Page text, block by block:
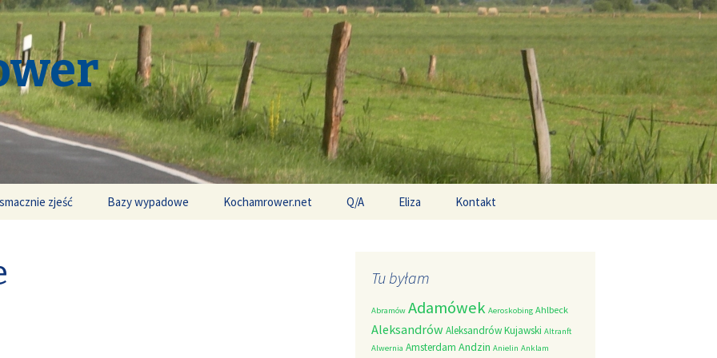
zjeść Bazy wypadowe Kochamrower.net Q/A Eliza Kontakt
Tu byłam
Abramów Adamówek Aeroskobing Ahlbeck
AleksandrówAleksandrów Kujawski Altranft
Alwernia Amsterdam Andzin Anielin Anklam